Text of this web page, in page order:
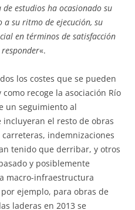
estudios ha ocasionado su
su ritmo de ejecución, su
en términos de satisfacción
«.
los costes que se pueden
recoge la asociación Río
un seguimiento al
incluyeran el resto de obras
indemnizaciones
tenido que derribar, y otros
y posiblemente
macro-infraestructura
ejemplo, para obras de
laderas en 2013 se